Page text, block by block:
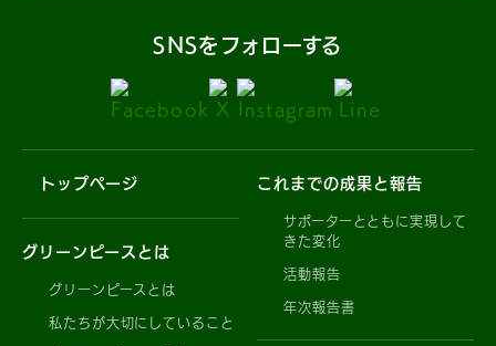
SNSをフォローする
トップページ
グリーンピースとは
グリーンピースとは
私たちが大切にしていること
これまでの成果と報告
サポーターとともに実現して
きた変化
活動報告
年次報告書